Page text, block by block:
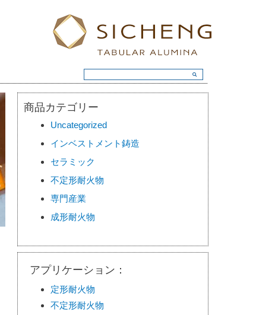
商品カテゴリー
Uncategorized
インベストメント鋳造
セラミック
不定形耐火物
専門産業
成形耐火物
アプリケーション：
定形耐火物
不定形耐火物